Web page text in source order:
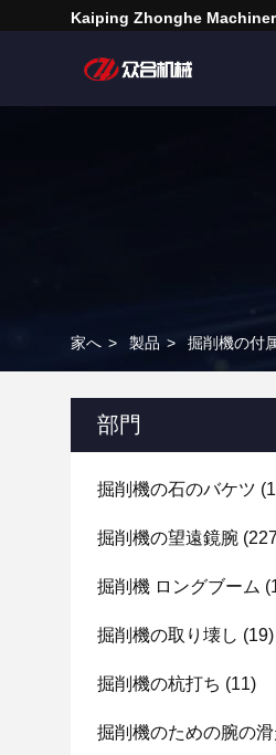
Kaiping Zhonghe
家へ > 製品 > 掘削機の付
部門
掘削機の石のバケツ
掘削機の望遠鏡腕
掘削機 ロングブーム
掘削機の取り壊し (19)
掘削機の杭打ち (11)
掘削機のための腕の滑